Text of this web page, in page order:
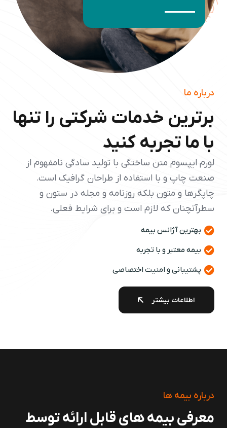
درباره ما
برترین خدمات شرکتی را تنها
با ما تجربه کنید
لورم ایپسوم متن ساختگی با تولید سادگی نامفهوم از
صنعت چاپ و با استفاده از طراحان گرافیک است.
چاپگرها و متون بلکه روزنامه و مجله در ستون و
سطرآنچنان که لازم است و برای شرایط فعلی.
بهترین آژانس بیمه
بیمه معتبر و با تجربه
پشتیبانی و امنیت اختصاصی
اطلاعات بیشتر
درباره بیمه ها
معرفی بیمه های قابل ارائه توسط